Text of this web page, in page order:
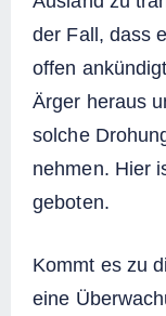
der Fall, dass
offen
Ärger heraus
solche
nehmen. Hier
geboten.
Kommt es zu
eine